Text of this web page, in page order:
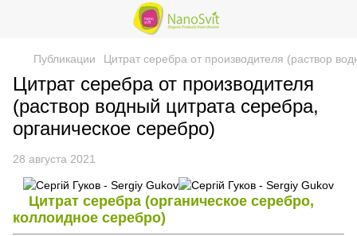
Публикации Цитрат серебра от производителя (раствор
Цитрат серебра от производителя
(раствор водный цитрата серебра,
органическое серебро)
28 августа 2021
Цитрат серебра (органическое серебро,
коллоидное серебро)